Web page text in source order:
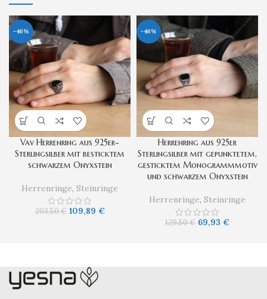
-46%
Vav Herrenring aus 925er-
Sterlingsilber mit besticktem
schwarzem Onyxstein
Herrenringe, Steinringe
203,50€ 109,89 €
-46%
Herrenring aus 925er
Sterlingsilber mit gepunktetem,
gesticktem Monogrammmotiv
und schwarzem Onyxstein
Herrenringe, Steinringe
129,50€ 69,93 €